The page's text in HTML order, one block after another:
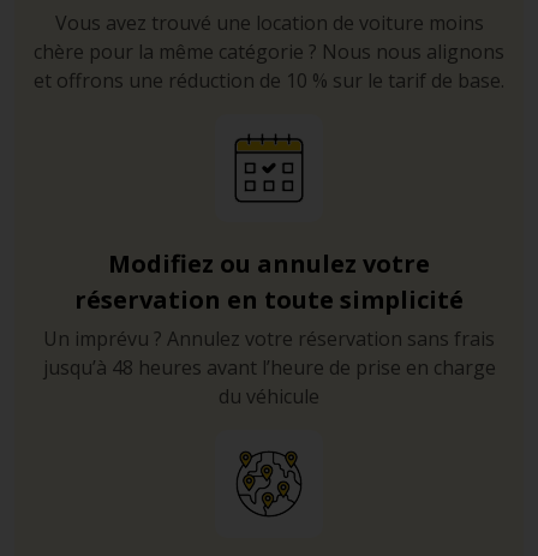
Vous avez trouvé une location de voiture moins
chère pour la même catégorie ? Nous nous alignons
et offrons une réduction de 10 % sur le tarif de base.
Modifiez ou annulez votre
réservation en toute simplicité
Un imprévu ? Annulez votre réservation sans frais
jusqu’à 48 heures avant l’heure de prise en charge
du véhicule